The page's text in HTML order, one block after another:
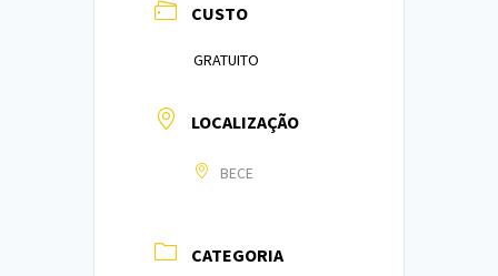
CUSTO
GRATUITO
LOCALIZAÇÃO
BECE
CATEGORIA